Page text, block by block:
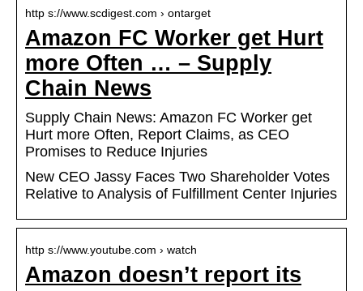
http s://www.scdigest.com › ontarget
Amazon FC Worker get Hurt
more Often … – Supply
Chain News
Supply Chain News: Amazon FC Worker get
Hurt more Often, Report Claims, as CEO
Promises to Reduce Injuries
New CEO Jassy Faces Two Shareholder Votes
Relative to Analysis of Fulfillment Center Injuries
http s://www.youtube.com › watch
Amazon doesn’t report its